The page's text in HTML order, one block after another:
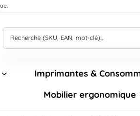
Imprimantes &
Mobilier ergonomique